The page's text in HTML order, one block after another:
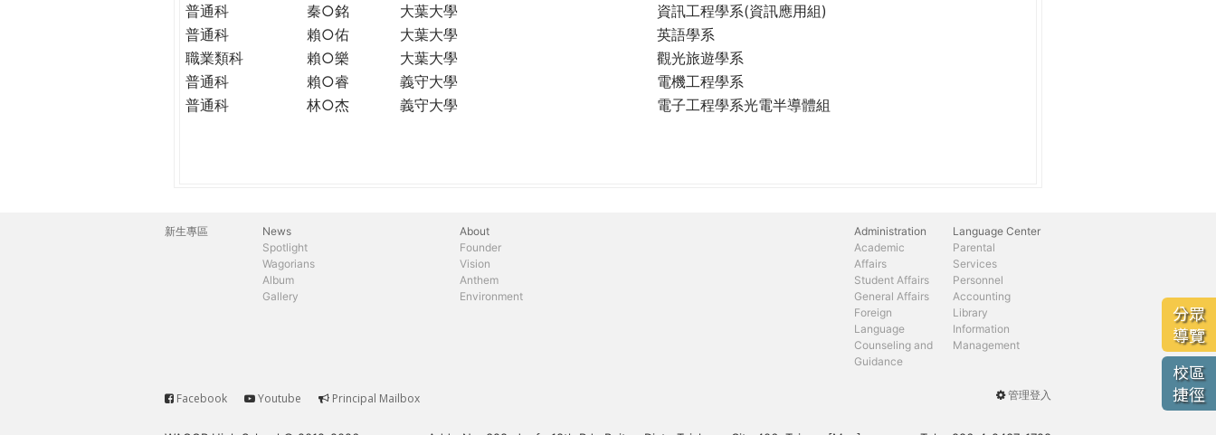
普通科
秦○銘 大葉大學
資訊工程學系(資訊應用組)
普通科
賴○佑 大葉大學
英語學系
職業類科
賴○樂 大葉大學
觀光旅遊學系
普通科
賴○睿 義守大學
電機工程學系
普通科
林○杰 義守大學 電子工程學系光電半導體組
分眾
導覽
校區
捷徑
主
新生專區
News
Spotlight
Wagorians
Album
Gallery
About
Founder
Vision
Anthem
Environment
Administration
Academic
Affairs
Student Affairs
General Affairs
Foreign
Language
Counseling and
Guidance
Parental
Services
Personnel
Accounting
Library
Information
Management
Language Center
User
管理登入
Service
Facebook Youtube Principal Mailbox